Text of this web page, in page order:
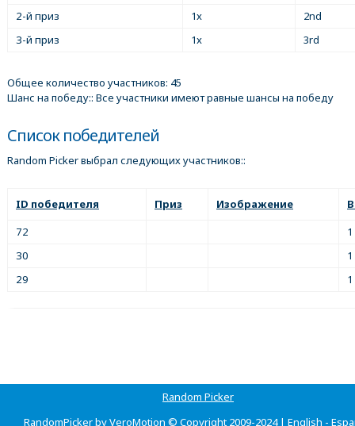
2-й приз
1x
2nd
3-й приз
1x 3rd
Общее количество участников: 45
Шанс на победу:: Все участники имеют равные шансы на победу
Список победителей
Random Picker выбрал следующих участников::
ID победителя Приз Изображение
72
1
30
1
29
1
Random Picker
RandomPicker by VeroMotion © Copyright 2009-2024 | English -